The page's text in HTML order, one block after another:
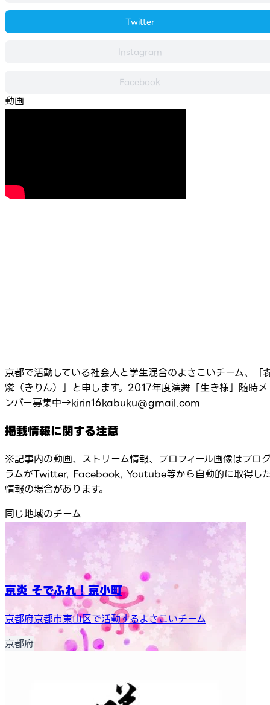
Twitter
Instagram
Facebook
動画
京都で活動している社会人と学生混合のよさこいチーム、「
燐（きりん）」と申します。2017年度演舞「生き様」随時メ
ンバー募集中→kirin16kabuku@gmail.com
掲載情報に関する注意
※記事内の動画、ストリーム情報、プロフィール画像はプロ
ラムがTwitter, Facebook, Youtube等から自動的に取得し
情報の場合があります。
同じ地域のチーム
京炎 そでふれ！京小町
京都府京都市東山区で活動するよさこいチーム
京都府